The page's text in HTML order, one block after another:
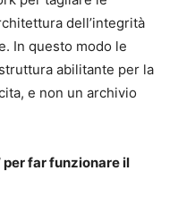
dell’integrità
In questo modo le
abilitante per la
e non un archivio
per far funzionare il